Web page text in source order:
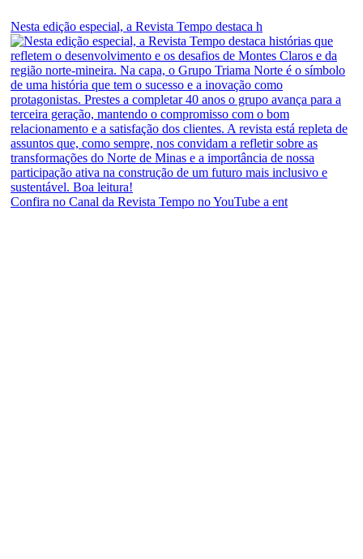
Nesta edição especial, a Revista Tempo destaca h
Confira no Canal da Revista Tempo no YouTube a ent